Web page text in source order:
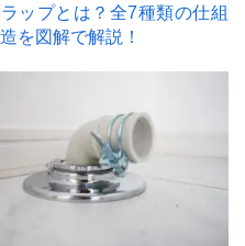
ップとは？全7種類の仕組
を図解で解説！